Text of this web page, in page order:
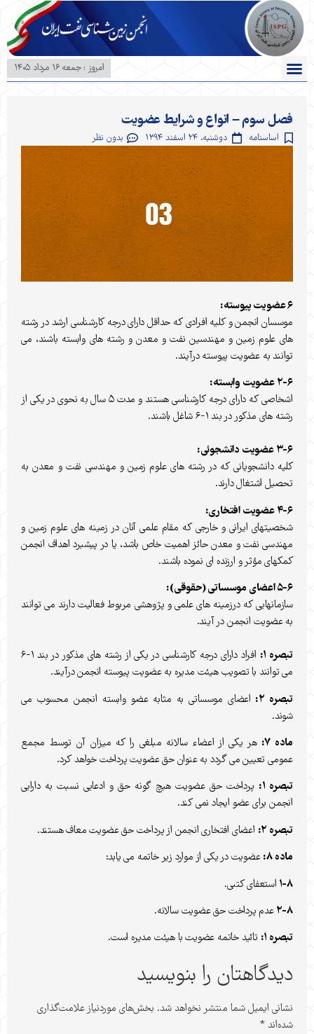
امروز : جمعه ۱۶ مرداد ۱۴۰۵
فصل سوم – انواع و شرایط عضویت
اساسنامه دوشنبه، ۲۴ اسفند ۱۳۹۴ بدون نظر
۶ عضویت پیوسته:
موسسان انجمن و کلیه افرادی که حداقل دارای درجه کارشناسی ارشد در رشته
های علوم زمین و مهندسین نفت و معدن و رشته های وابسته باشند، می
توانند به عضویت پیوسته درآیند.
۲-۶عضویت وابسته:
اشخاصی که دارای درجه کارشناسی هستند و مدت ۵ سال به نحوی در یکی از
رشته های مذکور در بند ۱-۶ شاغل باشند.
۳-۶عضویت دانشجوئی:
کلیه دانشجویانی که در رشته های علوم زمین و مهندسی نفت و معدن به
تحصیل اشتغال دارند.
۴-۶عضویت افتخاری:
شخصیتهای ایرانی و خارجی که مقام علمی آنان در زمینه های علوم زمین و
مهندسی نفت و معدن حائز اهمیت خاص باشد، یا در پیشبرد اهداف انجمن
کمکهای مؤثر و ارزنده ای نموده باشند.
۵-۶اعضای موسساتی (حقوقی):
سازمانهایی که درزمینه های علمی و پژوهشی مربوط فعالیت دارند می توانند
به عضویت انجمن در آیند.
تبصره ۱:
افراد دارای درجه کارشناسی در یکی از رشته های مذکور در بند ۱-۶
می توانند با تصویب هیئت مدیره به عضویت پیوسته انجمن درآیند.
تبصره ۲:
اعضای موسساتی به مثابه عضو وابسته انجمن محسوب می
شوند.
ماده ۷:
هر یکی از اعضاء سالانه مبلغی را که میزان آن توسط مجمع
عمومی تعیین می گردد به عنوان حق عضویت پرداخت خواهد کرد.
تبصره ۱:
پرداخت حق عضویت هیچ گونه حق و ادعایی نسبت به دارایی
انجمن برای عضو ایجاد نمی کند.
تبصره ۲:
اعضای افتخاری انجمن از پرداخت حق عضویت معاف هستند.
ماده ۸:
عضویت در یکی از موارد زیر خاتمه می یابد:
۱-۸ استعفای کتبی.
۲-۸عدم پرداخت حق عضویت سالانه.
تبصره ۱:
تائید خاتمه عضویت با هیئت مدیره است.
دیدگاهتان را بنویسید
نشانی ایمیل شما منتشر نخواهد شد. بخش‌های موردنیاز علامت‌گذاری
شده‌اند*